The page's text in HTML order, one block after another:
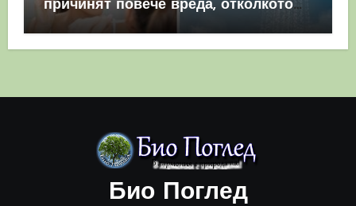
причинят повече вреда, отколкото
полза
Био Поглед